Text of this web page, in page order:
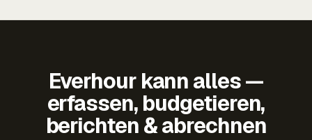
Everhour kann alles —
erfassen, budgetieren,
berichten & abrechnen